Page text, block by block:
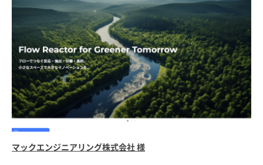
マックエンジニアリング株式会社 様